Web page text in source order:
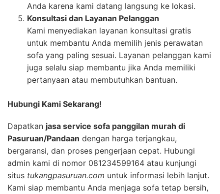
Anda karena kami datang langsung ke lokasi.
Konsultasi dan Layanan Pelanggan
Kami menyediakan layanan konsultasi gratis
untuk membantu Anda memilih jenis perawatan
sofa yang paling sesuai. Layanan pelanggan kami
juga selalu siap membantu jika Anda memiliki
pertanyaan atau membutuhkan bantuan.
Hubungi Kami Sekarang!
Dapatkan jasa service sofa panggilan murah di
Pasuruan/Pandaan dengan harga terjangkau,
bergaransi, dan proses pengerjaan cepat. Hubungi
admin kami di nomor 081234599164 atau kunjungi
situs tukangpasuruan.com untuk informasi lebih lanjut.
Kami siap membantu Anda menjaga sofa tetap bersih,